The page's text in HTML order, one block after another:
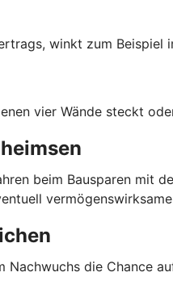
winkt zum
vier Wände steckt
beim Bausparen mit
Nachwuchs die Chance